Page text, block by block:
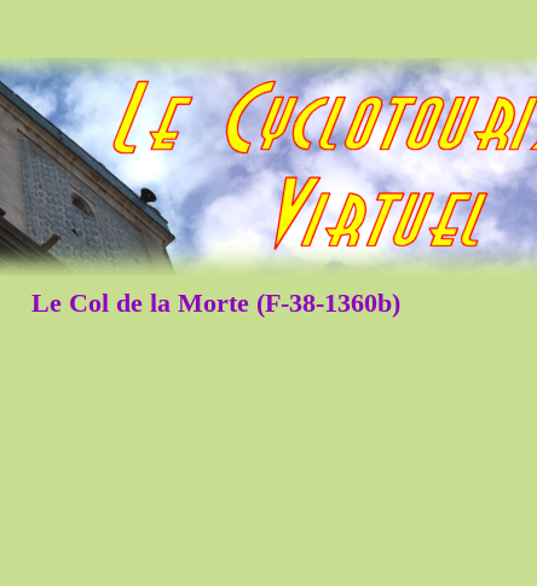
Le Col de la Morte (F-38-1360b)